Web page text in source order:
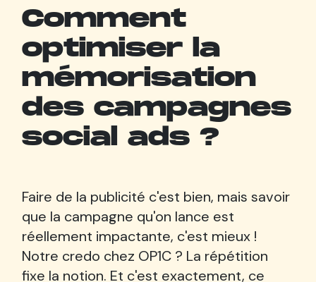
Comment
optimiser la
mémorisation
des campagnes
social ads ?
Faire de la publicité c'est bien, mais savoir
que la campagne qu'on lance est
réellement impactante, c'est mieux !
Notre credo chez OP1C ? La répétition
fixe la notion. Et c'est exactement, ce